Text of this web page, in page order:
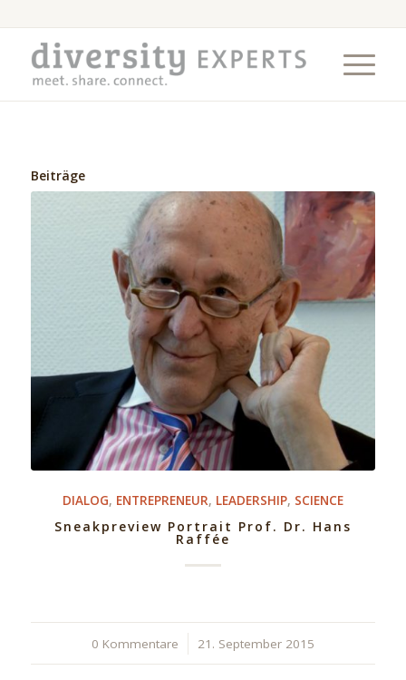
Beiträge
DIALOG, ENTREPRENEUR, LEADERSHIP, SCIENCE
Sneakpreview Portrait Prof. Dr. Hans
Raffée
0 Kommentare
/ 21. September 2015